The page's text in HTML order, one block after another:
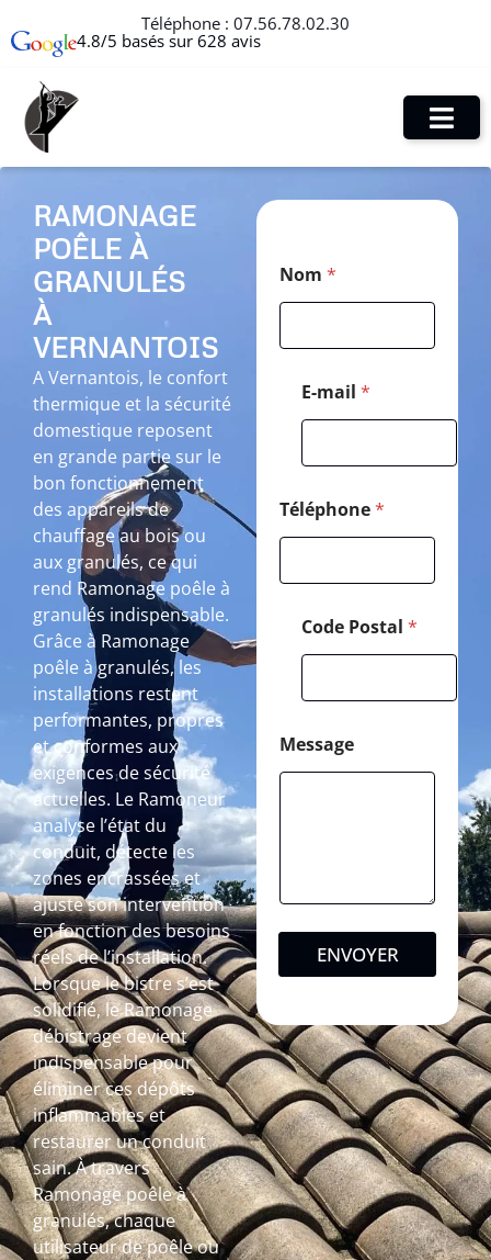
Téléphone : 07.56.78.02.30
4.8/5 basés sur 628 avis
RAMONAGE
POÊLE À
GRANULÉS
À
VERNANTOIS
A Vernantois, le confort
thermique et la sécurité
domestique reposent
en grande partie sur le
bon fonctionnement
des appareils de
chauffage au bois ou
aux granulés, ce qui
rend Ramonage poêle à
granulés indispensable.
Grâce à Ramonage
poêle à granulés, les
installations restent
performantes, propres
et conformes aux
exigences de sécurité
actuelles. Le Ramoneur
analyse l’état du
conduit, détecte les
zones encrassées et
ajuste son intervention
en fonction des besoins
réels de l’installation.
Lorsque le bistre s’est
solidifié, le Ramonage
débistrage devient
indispensable pour
éliminer ces dépôts
inflammables et
restaurer un conduit
sain. À travers
Ramonage poêle à
granulés, chaque
utilisateur de poêle ou
Nom *
E-mail *
Téléphone*
Code Postal *
Message
ENVOYER